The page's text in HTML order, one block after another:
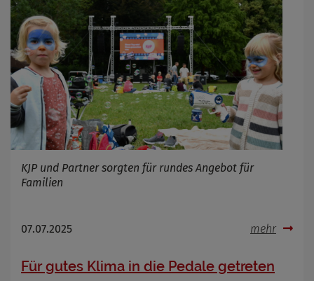
KJP und Partner sorgten für rundes Angebot für
Familien
07.07.2025 mehr
Für gutes Klima in die Pedale getreten